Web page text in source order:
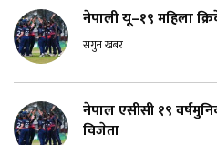
नेपाली यू–१९ महिला
सगुन खबर
नेपाल एसीसी १९
विजेता